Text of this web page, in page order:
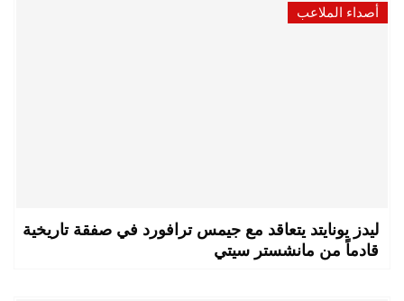
أصداء الملاعب
ليدز يونايتد يتعاقد مع جيمس ترافورد في صفقة تاريخية
قادماً من مانشستر سيتي